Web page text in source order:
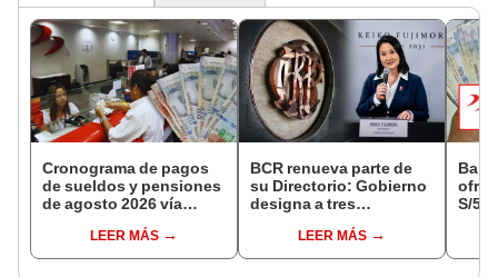
Cronograma de pagos
de sueldos y pensiones
de agosto 2026 vía
conoce las fechas de
depósito
LEER MÁS
BCR renueva parte de
su Directorio: Gobierno
designa a tres
EjecutivoLEER MÁS
S/
para